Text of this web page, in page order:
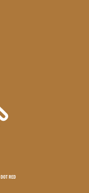
DOT RED